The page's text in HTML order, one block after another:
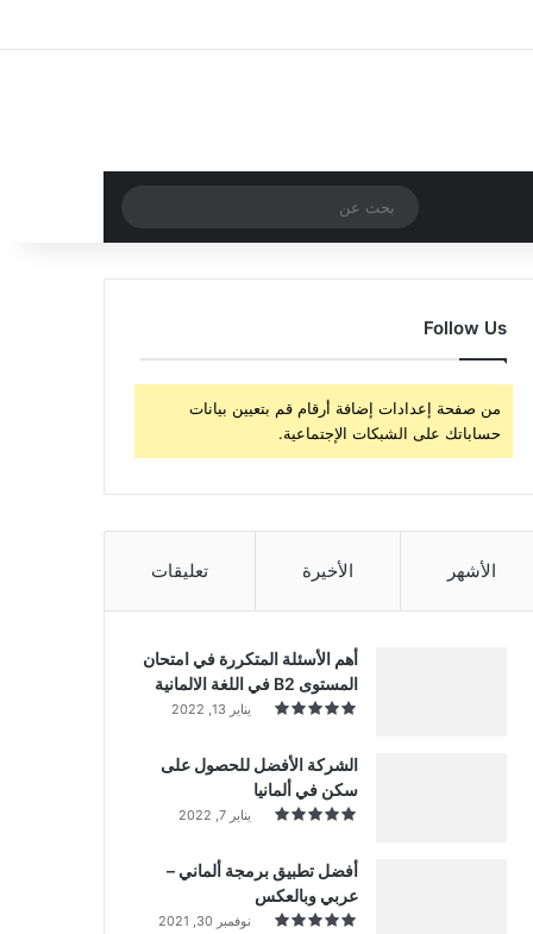
مقال عشوائي
عن
Follow Us
من صفحة إعدادات إضافة أرقام قم بتعيين بيانات
حساباتك على الشبكات الإجتماعية.
الأشهر الأخيرة تعليقات
أهم الأسئلة المتكررة في امتحان
المستوى B2 في اللغة الالمانية
يناير 13, 2022
الشركة الأفضل للحصول على
سكن في ألمانيا
يناير 7, 2022
أفضل تطبيق برمجة ألماني –
عربي وبالعكس
نوفمبر 30, 2021